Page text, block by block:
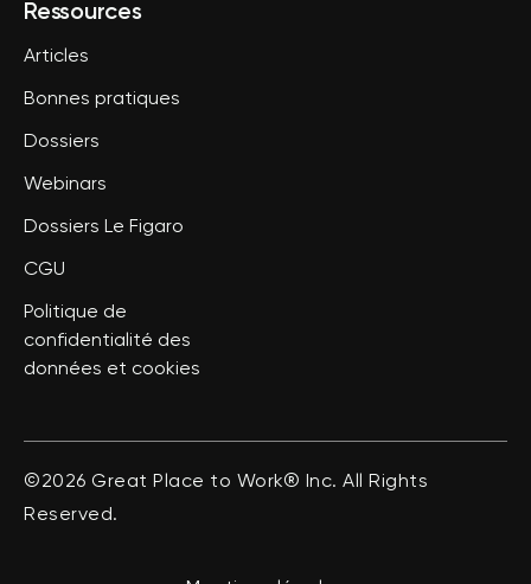
Ressources
Articles
Bonnes pratiques
Dossiers
Webinars
Dossiers Le Figaro
CGU
Politique de
confidentialité des
données et cookies
©2026 Great Place to Work® Inc. All Rights
Reserved.